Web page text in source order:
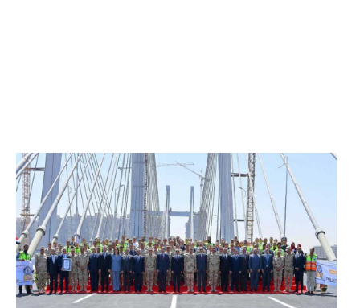
الرئيس عبد الفتاح السيسي يفتتح محور روض الفرج
وكوبري تحيا مصر